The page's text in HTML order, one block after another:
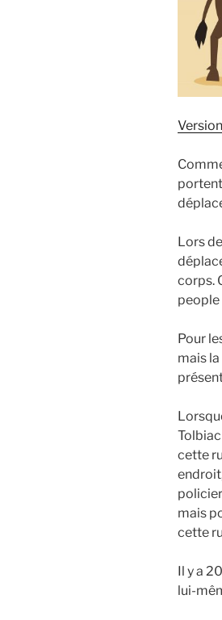
Lors
corps.
Pour
mais
cette
mais
cette
Il y a
lui-